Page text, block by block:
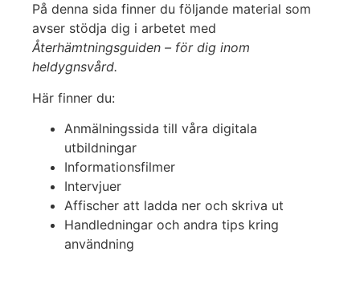
På denna sida finner du följande material som
avser stödja dig i arbetet med
Återhämtningsguiden – för dig inom
heldygnsvård.
Här finner du:
Anmälningssida till våra digitala
utbildningar
Informationsfilmer
Intervjuer
Affischer att ladda ner och skriva ut
Handledningar och andra tips kring
användning